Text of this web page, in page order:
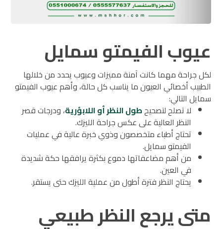
عيوب الفيمتو سمايل
لكل جراحة مهما كانت آمنة مميزات وعيوب يحدد من خلالها
الطبيب أخصائي العيون ما يناسب كل حالة، وأهم عيوب الفيمتو
سمايل التالي:
لا تصلح لتصحيحطول النظر أو اللابؤرية، ودرجات قصر
النظر العالية على عكس جراحة الليزك.
تحتاج أطباء متخصصون وذوي خبرة عالية في عمليات
الفيمتو سمايل.
من أهم مضاعفاتها دموع بكثرة يرافقها حكة شديدة
في العين.
يحتاج النظر فترة أطول من عملية الليزك حتى يستقر.
متى يرجع النظر طبيعي